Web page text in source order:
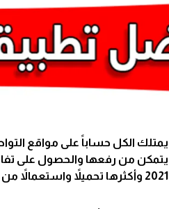
يمتلك الكل حساباً على مواقع
يتمكن من رفعها والحصول على
2021 وأكثرها تحميلاً واستعمالاً من خلال متجر